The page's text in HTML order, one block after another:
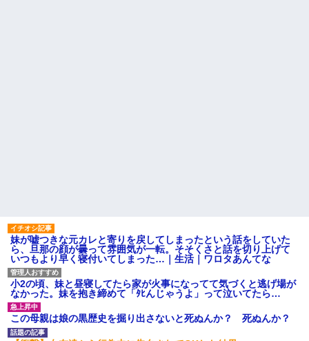
タ
後続車にクラクションを鳴ら
され彼氏が逆切れ。「何クラク
ション鳴らしてんだ！降りてこ
いよ！」と怒鳴りだし...
【衝撃】報酬100万円超の治験
募集がこちらｗｗｗｗｗ(※画像
あり)
【ネット騒然】惨殺されたタ
ワマン頂き女子のこの動画、す
妹が嘘つきな元カレと寄りを戻してしまったという話をしていた
ら、旦那の顔が曇って雰囲気が一転。そそくさと話を切り上げて
いつもより早く寝付いてしまった…｜生活｜ワロタあんてな
小2の頃、妹と昼寝してたら家が火事になってて気づくと逃げ場が
なかった。妹を抱き締めて「ﾀﾋんじゃうよ」って泣いてたら…
この母親は娘の黒歴史を掘り出さないと死ぬんか？ 死ぬんか？